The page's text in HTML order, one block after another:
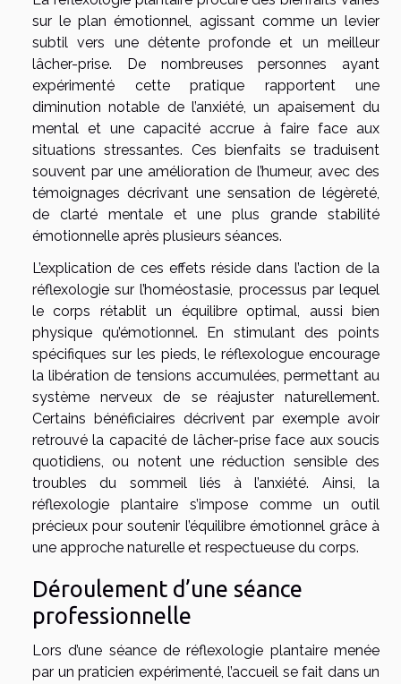
sur le plan émotionnel, agissant comme un levier
subtil vers une détente profonde et un meilleur
lâcher-prise. De nombreuses personnes ayant
expérimenté cette pratique rapportent une
diminution notable de l’anxiété, un apaisement du
mental et une capacité accrue à faire face aux
situations stressantes. Ces bienfaits se traduisent
souvent par une amélioration de l’humeur, avec des
témoignages décrivant une sensation de légèreté,
de clarté mentale et une plus grande stabilité
émotionnelle après plusieurs séances.
L’explication de ces effets réside dans l’action de la
réflexologie sur l’homéostasie, processus par lequel
le corps rétablit un équilibre optimal, aussi bien
physique qu’émotionnel. En stimulant des points
spécifiques sur les pieds, le réflexologue encourage
la libération de tensions accumulées, permettant au
système nerveux de se réajuster naturellement.
Certains bénéficiaires décrivent par exemple avoir
retrouvé la capacité de lâcher-prise face aux soucis
quotidiens, ou notent une réduction sensible des
troubles du sommeil liés à l’anxiété. Ainsi, la
réflexologie plantaire s’impose comme un outil
précieux pour soutenir l’équilibre émotionnel grâce à
une approche naturelle et respectueuse du corps.
Déroulement d’une séance
professionnelle
Lors d’une séance de réflexologie plantaire menée
par un praticien expérimenté, l’accueil se fait dans un